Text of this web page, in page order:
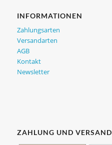
INFORMATIONEN
Zahlungsarten
Versandarten
AGB
Kontakt
Newsletter
ZAHLUNG UND VERSAND